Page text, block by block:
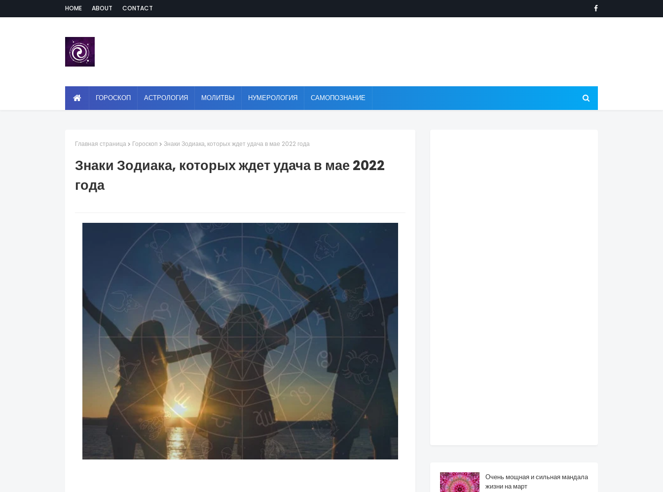
HOME ABOUT CONTACT
ГОРОСКОП АСТРОЛОГИЯ МОЛИТВЫ НУМЕРОЛОГИЯ САМОПОЗНАНИЕ
Главная страница Гороскоп Знаки Зодиака, которых ждет удача в мае 2022 года
Знаки Зодиака, которых ждет удача в мае 2022
года
Очень мощная и сильная мандала
жизни на март